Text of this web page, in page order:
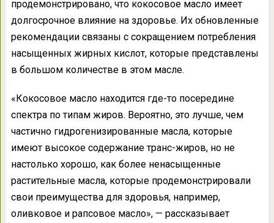
продемонстрировано, что кокосовое масло имеет
долгосрочное влияние на здоровье. Их обновленные
рекомендации связаны с сокращением потребления
насыщенных жирных кислот, которые представлены
в большом количестве в этом масле.
«Кокосовое масло находится где-то посередине
спектра по типам жиров. Вероятно, это лучше, чем
частично гидрогенизированные масла, которые
имеют высокое содержание транс-жиров, но не
настолько хорошо, как более ненасыщенные
растительные масла, которые продемонстрировали
свои преимущества для здоровья, например,
оливковое и рапсовое масло», — рассказывает